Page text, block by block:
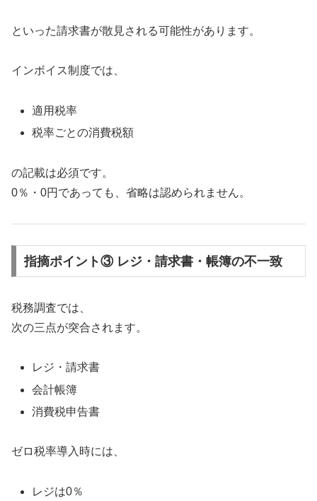
といった請求書が散見される可能性があります。
インボイス制度では、
適用税率
税率ごとの消費税額
の記載は必須です。
0％・0円であっても、省略は認められません。
指摘ポイント③ レジ・請求書・帳簿の不一致
税務調査では、
次の三点が突合されます。
レジ・請求書
会計帳簿
消費税申告書
ゼロ税率導入時には、
レジは0％